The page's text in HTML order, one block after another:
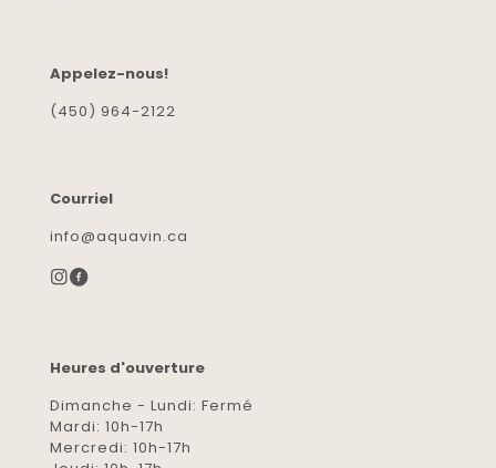
Appelez-nous!
(450) 964-2122
Courriel
info@aquavin.ca
Heures d'ouverture
Dimanche - Lundi: Fermé
Mardi: 10h-17h
Mercredi: 10h-17h